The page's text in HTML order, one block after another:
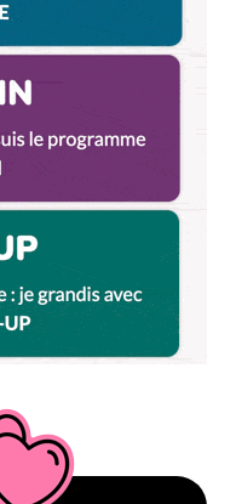
commentaire.
ouverture, voici
restaurant-